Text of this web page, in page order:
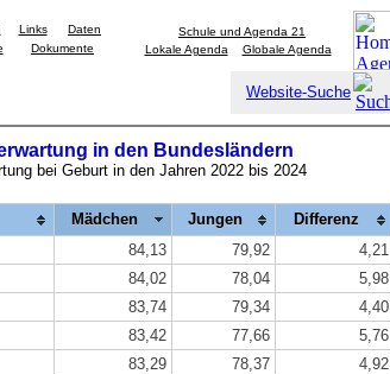
Links
Daten
Dokumente
Schule und Agenda 21
Lokale Agenda
Globale Agenda
Website-Suche
in den Bundesländern
bei Geburt in den Jahren 2022 bis 2024
Mädchen Jungen
Differenz
84,13 79,92
4,21
84,02 78,04
5,98
83,74 79,34
4,40
83,42 77,66
5,76
83,29 78,37
4,92